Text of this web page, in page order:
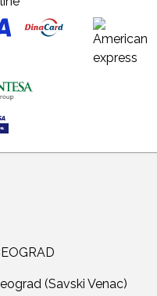
(Savski Venac)